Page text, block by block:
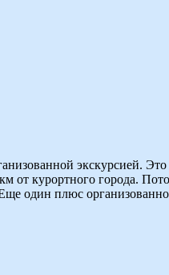
экскурсией.
от курортного города.
один плюс